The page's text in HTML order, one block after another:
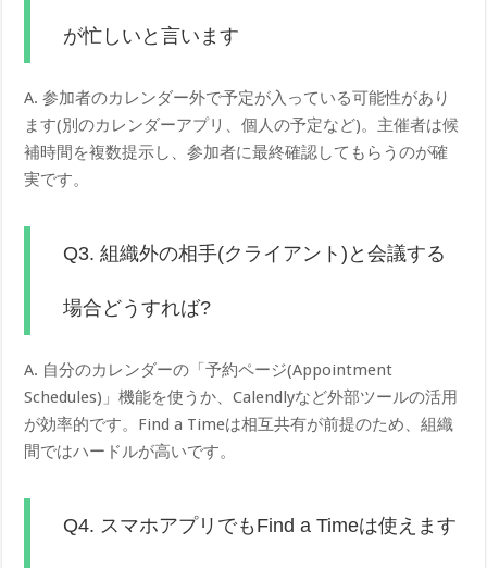
が忙しいと言います
A. 参加者のカレンダー外で予定が入っている可能性があり
ます(別のカレンダーアプリ、個人の予定など)。主催者は候
補時間を複数提示し、参加者に最終確認してもらうのが確
実です。
Q3. 組織外の相手(クライアント)と会議する
場合どうすれば?
A. 自分のカレンダーの「予約ページ(Appointment
Schedules)」機能を使うか、Calendlyなど外部ツールの活用
が効率的です。Find a Timeは相互共有が前提のため、組織
間ではハードルが高いです。
Q4. スマホアプリでもFind a Timeは使えます